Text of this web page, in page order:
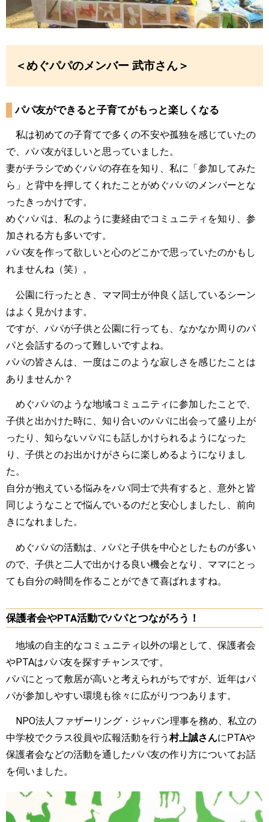
＜めぐパパのメンバー 武市さん＞
パパ友ができると子育てがもっと楽しくなる
私は初めての子育てで多くの不安や孤独を感じていたの
で、パパ友がほしいと思っていました。
妻がチラシでめぐパパの存在を知り、私に「参加してみた
ら」と背中を押してくれたことがめぐパパのメンバーとな
ったきっかけです。
めぐパパは、私のように妻経由でコミュニティを知り、参
加される方も多いです。
パパ友を作って欲しいと心のどこかで思っていたのかもし
れませんね（笑）。
公園に行ったとき、ママ同士が仲良く話しているシーン
はよく見かけます。
ですが、パパが子供と公園に行っても、なかなか周りのパ
パと会話するのって難しいですよね。
パパの皆さんは、一度はこのような寂しさを感じたことは
ありませんか？
めぐパパのような地域コミュニティに参加したことで、
子供と出かけた時に、知り合いのパパに出会って盛り上が
ったり、知らないパパにも話しかけられるようになった
り、子供とのお出かけがさらに楽しめるようになりまし
た。
自分が抱えている悩みをパパ同士で共有すると、意外と皆
同じようなことで悩んでいるのだと安心しましたし、前向
きになれました。
めぐパパの活動は、パパと子供を中心としたものが多い
ので、子供と二人で出かける良い機会となり、ママにとっ
ても自分の時間を作ることができて喜ばれますね。
保護者会やPTA活動でパパとつながろう！
地域の自主的なコミュニティ以外の場として、保護者会
やPTAはパパ友を探すチャンスです。
パパにとって敷居が高いと考えられがちですが、近年はパ
パが参加しやすい環境も徐々に広がりつつあります。
NPO法人ファザーリング・ジャパン理事を務め、私立の
中学校でクラス役員や広報活動を行う村上誠さんにPTAや
保護者会などの活動を通したパパ友の作り方についてお話
を伺いました。